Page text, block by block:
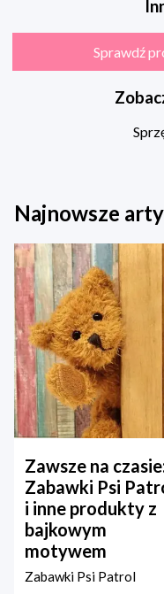
Sprawdź
Najnowsze
Zawsze na
Zabawki Psi
i inne produkty z
bajkowym
motywem
Zabawki Psi Patrol